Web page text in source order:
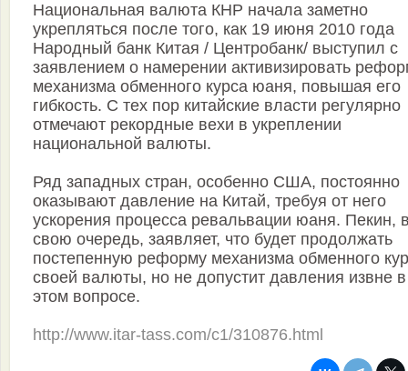
Национальная валюта КНР начала заметно
укрепляться после того, как 19 июня 2010 года
Народный банк Китая / Центробанк/ выступил с
заявлением о намерении активизировать
механизма обменного курса юаня, повышая его
гибкость. С тех пор китайские власти регулярно
отмечают рекордные вехи в укреплении
национальной валюты.
Ряд западных стран, особенно США, постоянно
оказывают давление на Китай, требуя от него
ускорения процесса ревальвации юаня. Пекин,
свою очередь, заявляет, что будет продолжать
постепенную реформу механизма обменного
своей валюты, но не допустит давления извне в
этом вопросе.
http://www.itar-tass.com/c1/310876.html